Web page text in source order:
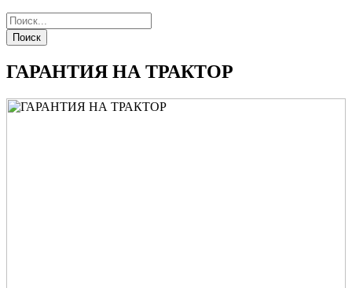
Поиск
ГАРАНТИЯ НА ТРАКТОР